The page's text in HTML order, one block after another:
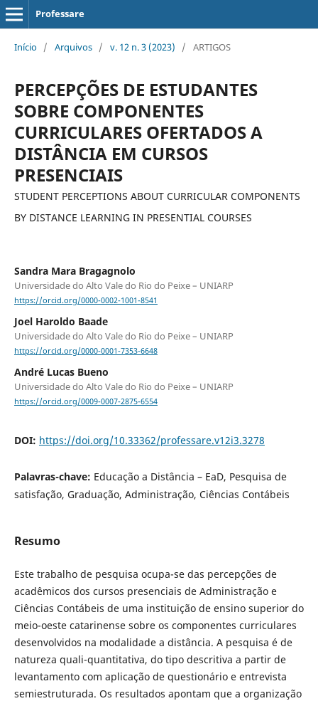
Professare
Início / Arquivos / v. 12 n. 3 (2023) / ARTIGOS
PERCEPÇÕES DE ESTUDANTES
SOBRE COMPONENTES
CURRICULARES OFERTADOS A
DISTÂNCIA EM CURSOS
PRESENCIAIS
STUDENT PERCEPTIONS ABOUT CURRICULAR COMPONENTS
BY DISTANCE LEARNING IN PRESENTIAL COURSES
Sandra Mara Bragagnolo
Universidade do Alto Vale do Rio do Peixe – UNIARP
https://orcid.org/0000-0002-1001-8541
Joel Haroldo Baade
Universidade do Alto Vale do Rio do Peixe – UNIARP
https://orcid.org/0000-0001-7353-6648
André Lucas Bueno
Universidade do Alto Vale do Rio do Peixe – UNIARP
https://orcid.org/0009-0007-2875-6554
DOI: https://doi.org/10.33362/professare.v12i3.3278
Palavras-chave: Educação a Distância – EaD, Pesquisa de
satisfação, Graduação, Administração, Ciências Contábeis
Resumo
Este trabalho de pesquisa ocupa-se das percepções de
acadêmicos dos cursos presenciais de Administração e
Ciências Contábeis de uma instituição de ensino superior do
meio-oeste catarinense sobre os componentes curriculares
desenvolvidos na modalidade a distância. A pesquisa é de
natureza quali-quantitativa, do tipo descritiva a partir de
levantamento com aplicação de questionário e entrevista
semiestruturada. Os resultados apontam que a organização